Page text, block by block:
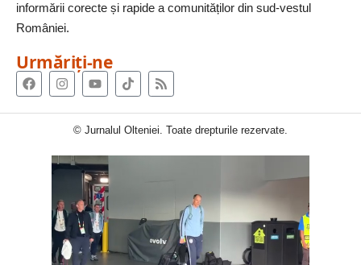
informării corecte și rapide a comunităților din sud-vestul
României.
Urmăriți-ne
© Jurnalul Olteniei. Toate drepturile rezervate.